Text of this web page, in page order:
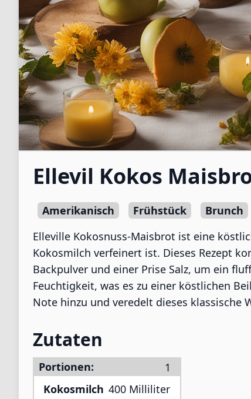
Ellevil Kokos
Amerikanisch Frühstück Brunch
Elleville Kokosnuss-Maisbrot ist eine
Kokosmilch verfeinert ist. Dieses Rezept
Backpulver und einer Prise Salz, um ein
Feuchtigkeit, was es zu einer köstlichen
Note hinzu und veredelt dieses klassische
Zutaten
Portionen:
Kokosmilch 400 Milliliter